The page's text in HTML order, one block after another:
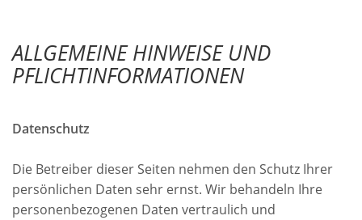
ALLGEMEINE HINWEISE UND
PFLICHTINFORMATIONEN
Datenschutz
Die Betreiber dieser Seiten nehmen den Schutz Ihrer
persönlichen Daten sehr ernst. Wir behandeln Ihre
personenbezogenen Daten vertraulich und